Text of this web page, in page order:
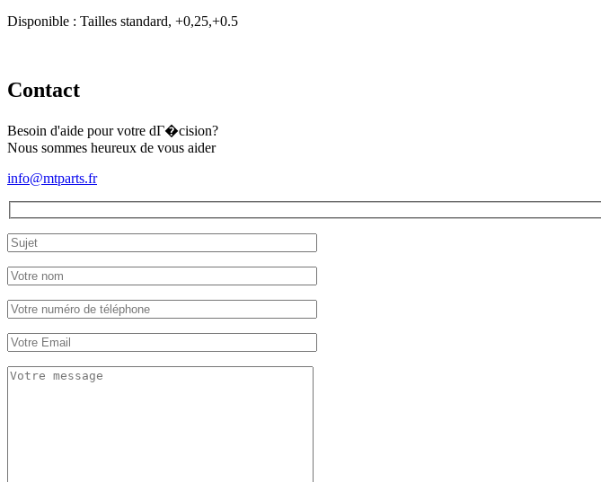
Disponible : Tailles standard, +0,25,+0.5
Contact
Besoin d'aide pour votre dГ�cision?
Nous sommes heureux de vous aider
info@mtparts.fr